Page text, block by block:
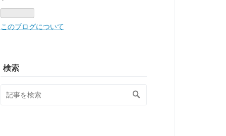
このブログについて
検索